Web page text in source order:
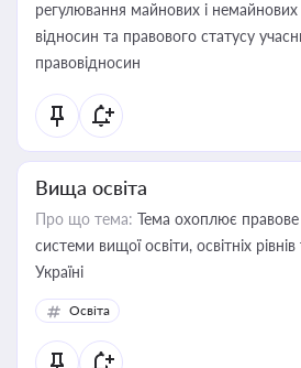
регулювання майнових і немайнових
відносин та правового статусу
правовідносин
Вища освіта
Про що тема: Тема охоплює
системи вищої освіти, освітніх рівнів
Україні
Освіта